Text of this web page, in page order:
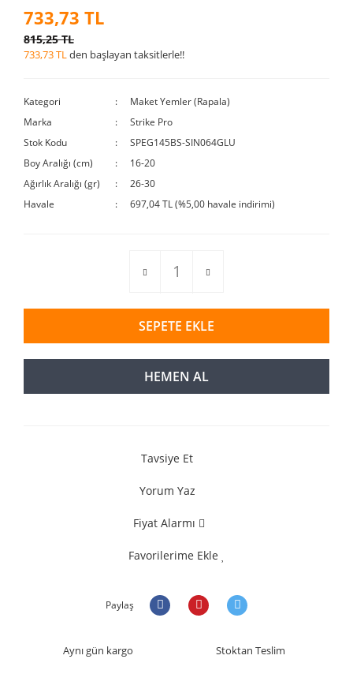
733,73 TL
815,25 TL
733,73 TLden başlayan taksitlerle!!
Kategori
Maket Yemler (Rapala)
Marka
Strike Pro
Stok Kodu
SPEG145BS-SIN064GLU
Boy Aralığı (cm)
16-20
Ağırlık Aralığı (gr)
26-30
Havale
697,04 TL (%5,00 havale indirimi)
SEPETE EKLE
HEMEN AL
Tavsiye Et
Yorum Yaz
Fiyat Alarmı
Favorilerime Ekle
Paylaş
Aynı gün kargo Stoktan Teslim